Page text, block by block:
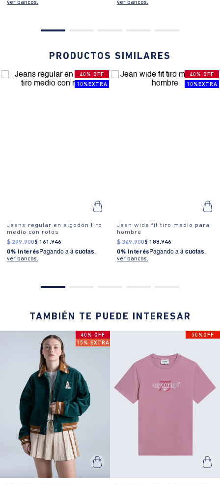
ver bancos. ver bancos.
PRODUCTOS SIMILARES
40% OFF
10%EXTRA
Jeans regular en algodón tiro
medio con rotos
$ 299.900$ 161 .946
0% Interés Pagando a 3 cuotas.
ver bancos.
40% OFF
10%EXTRA
Jean wide fit tiro medio para
hombre
$ 349.900$ 188.946
0% Interés Pagando a 3 cuotas.
ver bancos.
TAMBIÉN TE PUEDE INTERESAR
40% OFF
15% EXTRA
50%OFF